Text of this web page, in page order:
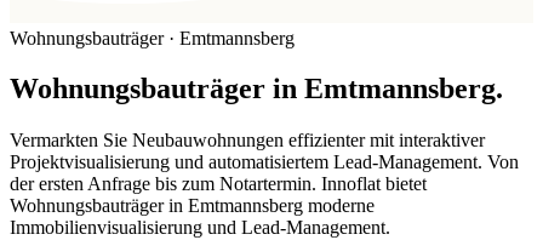
Wohnungsbauträger · Emtmannsberg
Wohnungsbauträger in Emtmannsberg.
Vermarkten Sie Neubauwohnungen effizienter mit interaktiver
Projektvisualisierung und automatisiertem Lead-Management. Von
der ersten Anfrage bis zum Notartermin. Innoflat bietet
Wohnungsbauträger in Emtmannsberg moderne
Immobilienvisualisierung und Lead-Management.